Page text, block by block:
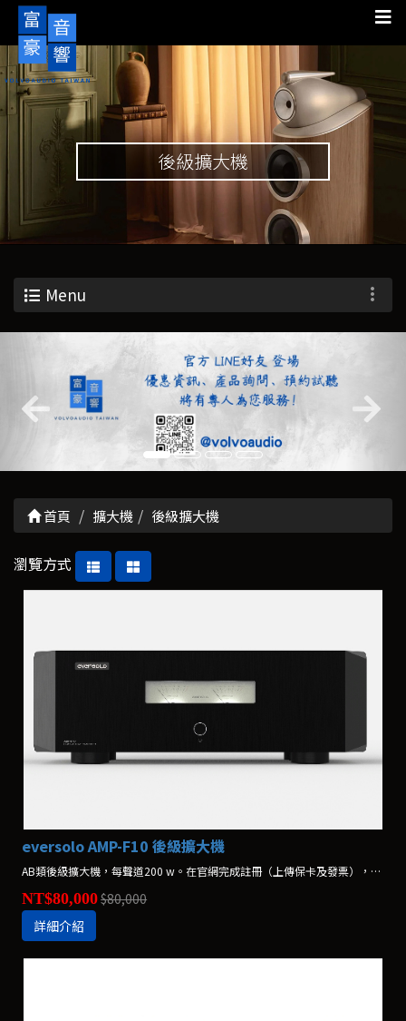
後級擴大機
Menu
首頁 擴大機 後級擴大機
瀏覽方式
eversolo AMP-F10 後級擴大機
AB類後級擴大機，每聲道200 w。在官網完成註冊（上傳保卡及發票），享保固升級 12+6 個月
NT$80,000$80,000
詳細介紹